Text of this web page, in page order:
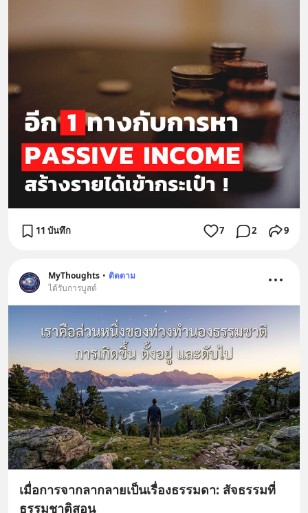
11 บันทึก 7 2 9
MyThoughts • ติดตาม
ได้รับการบูสต์
เมื่อการจากลากลายเป็นเรื่องธรรมดา: สัจธรรมที่
ธรรมชาติสอน